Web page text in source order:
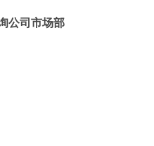
公司市场部